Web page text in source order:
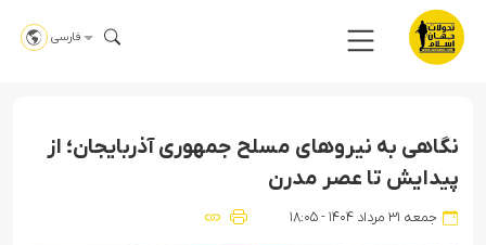
فارسی
نگاهی به نیروهای مسلح جمهوری آذربایجان؛ از
پیدایش تا عصر مدرن
جمعه ۳۱ مرداد ۱۴۰۴ - ۱۸:۰۵